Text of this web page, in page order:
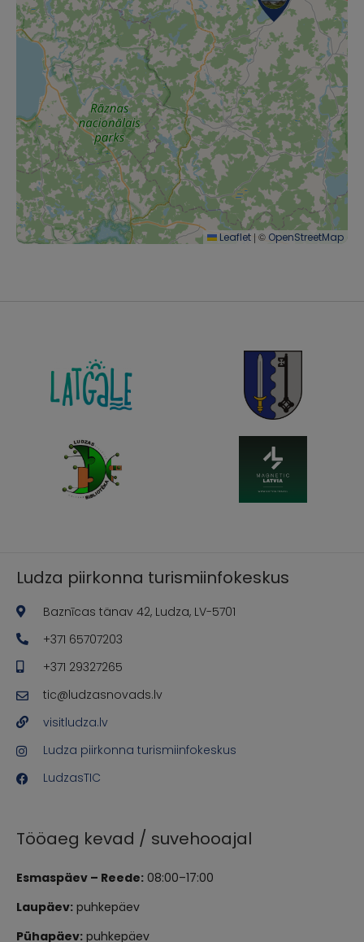
Leaflet | © OpenStreetMap
Ludza piirkonna turismiinfokeskus
Baznīcas tänav 42, Ludza, LV-5701
+371 65707203
+371 29327265
tic@ludzasnovads.lv
visitludza.lv
Ludza piirkonna turismiinfokeskus
LudzasTIC
Tööaeg kevad / suvehooajal
Esmaspäev – Reede: 08:00–17:00
Laupäev: puhkepäev
Pühapäev: puhkepäev